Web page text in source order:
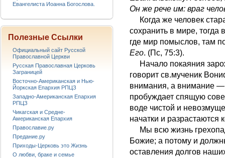
Он же рече им: враг
Когда же человек
сохранить в мире,
где мир помыслов, там
Его. (Пс, 75:3).
Начало покаяния
говорит св.мученик
внимания, а внимание —
пробуждает спящую
воде чистой и
начатки и разрастаются
Мы всю жизнь
Божие; а потому и
оставления долгов
Евангелиста Иоанна Богослова.
Полезные Ссылки
Официальный сайт Русской
Православной Церкви
Русская Православная Церковь
Заграницей
Восточно-Американская и Нью-
Йоркская Епархия РПЦЗ
Западно-Американская Епархия
РПЦЗ
Чикагская и Средне-
Американская Епархия
Православие.ру
Предание.ру
Приходы-Церковь это Жизнь
О любви, браке и семье